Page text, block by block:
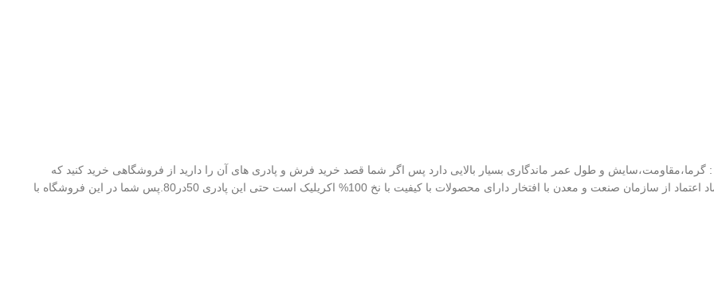
گرما،مقاومت،سایش و طول عمر ماندگاری بسیار بالایی دارد پس اگر شما قصد خرید فرش و پادری های آن را دارید از فروشگاهی خرید کنید که
محصولات آن با نخ 100% اکریلیک باشد،فرش هایپر کارپت با نماد اعتماد از سازمان صنعت و معدن با افتخار دارای محصولات با کیفیت با نخ 100% اکریلیک است حتی این پادری 50در80.پس شما در این فروشگاه با